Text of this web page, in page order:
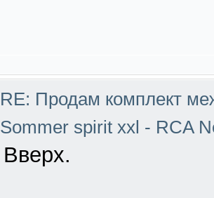
RE: Продам комплект
Sommer spirit xxl - RCA
Вверх.